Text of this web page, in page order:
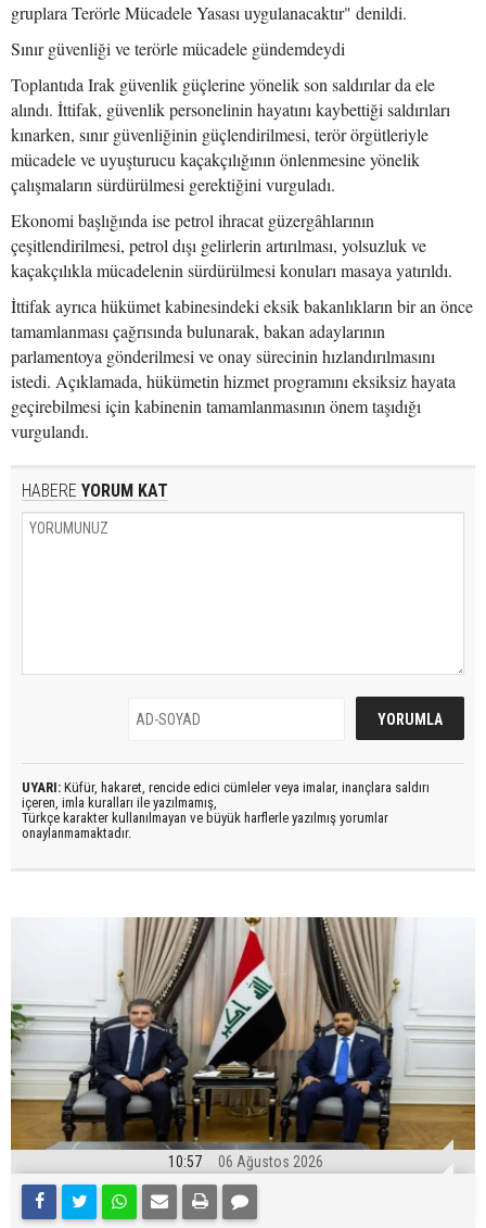
gruplara Terörle Mücadele Yasası uygulanacaktır" denildi.
Sınır güvenliği ve terörle mücadele gündemdeydi
Toplantıda Irak güvenlik güçlerine yönelik son saldırılar da ele
alındı. İttifak, güvenlik personelinin hayatını kaybettiği saldırıları
kınarken, sınır güvenliğinin güçlendirilmesi, terör örgütleriyle
mücadele ve uyuşturucu kaçakçılığının önlenmesine yönelik
çalışmaların sürdürülmesi gerektiğini vurguladı.
Ekonomi başlığında ise petrol ihracat güzergâhlarının
çeşitlendirilmesi, petrol dışı gelirlerin artırılması, yolsuzluk ve
kaçakçılıkla mücadelenin sürdürülmesi konuları masaya yatırıldı.
İttifak ayrıca hükümet kabinesindeki eksik bakanlıkların bir an önce
tamamlanması çağrısında bulunarak, bakan adaylarının
parlamentoya gönderilmesi ve onay sürecinin hızlandırılmasını
istedi. Açıklamada, hükümetin hizmet programını eksiksiz hayata
geçirebilmesi için kabinenin tamamlanmasının önem taşıdığı
vurgulandı.
HABERE YORUM KAT
UYARI: Küfür, hakaret, rencide edici cümleler veya imalar, inançlara saldırı
içeren, imla kuralları ile yazılmamış,
Türkçe karakter kullanılmayan ve büyük harflerle yazılmış yorumlar
onaylanmamaktadır.
10:57 06 Ağustos 2026